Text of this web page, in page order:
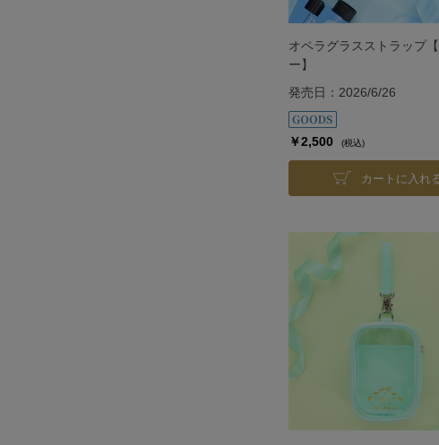
オペラグラスストラップ
ー】
発売日：2026/6/26
￥2,500 (税込)
カートに入れ